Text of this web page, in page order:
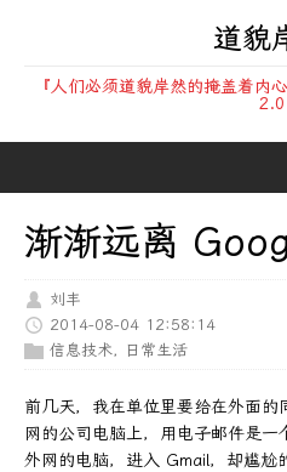
道貌
『人们必须道貌岸然的掩盖着
2.0
渐渐远离
刘丰
2014-08-04 12:58:14
信息技术, 日常生活
前几天，我在单位里要给在外面
网的公司电脑上，用电子邮件是
外网的电脑，进入 Gmail，却尴尬